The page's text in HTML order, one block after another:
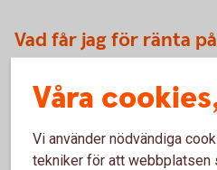
Vad får jag för ränta
ränteändring 2025-10-03) och
Våra
Vi använder nödvändiga
tekniker för att webbplatsen